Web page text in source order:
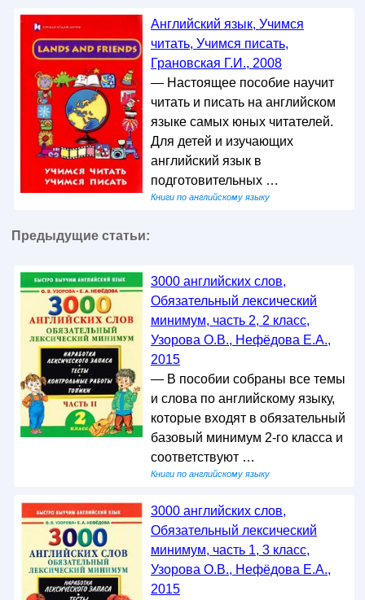
Английский язык, Учимся
читать, Учимся писать,
Грановская Г.И., 2008
— Настоящее пособие научит
читать и писать на английском
языке самых юных читателей.
Для детей и изучающих
английский язык в
подготовительных …
Книги по английскому языку
Предыдущие статьи:
3000 английских слов,
Обязательный лексический
минимум, часть 2, 2 класс,
Узорова О.В., Нефёдова Е.А.,
2015
— В пособии собраны все темы
и слова по английскому языку,
которые входят в обязательный
базовый минимум 2-го класса и
соответствуют …
Книги по английскому языку
3000 английских слов,
Обязательный лексический
минимум, часть 1, 3 класс,
Узорова О.В., Нефёдова Е.А.,
2015